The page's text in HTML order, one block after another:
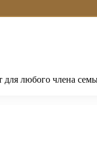
любого члена